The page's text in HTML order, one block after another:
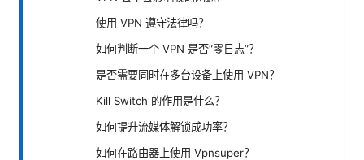
使用 VPN 遵守法律吗？
如何判断一个 VPN 是否“零日志”？
是否需要同时在多台设备上使用 VPN？
Kill Switch 的作用是什么？
如何提升流媒体解锁成功率？
如何在路由器上使用 Vpnsuper？